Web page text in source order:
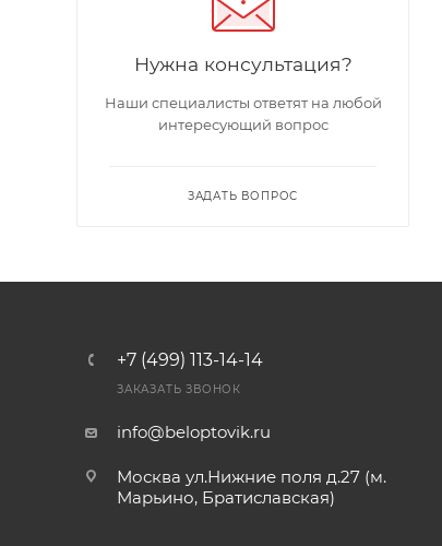
Нужна консультация?
Наши специалисты ответят на любой
интересующий вопрос
ЗАДАТЬ ВОПРОС
+7 (499) 113-14-14
ЗАКАЗАТЬ ЗВОНОК
info@beloptovik.ru
Москва ул.Нижние поля д.27 (м.
Марьино, Братиславская)